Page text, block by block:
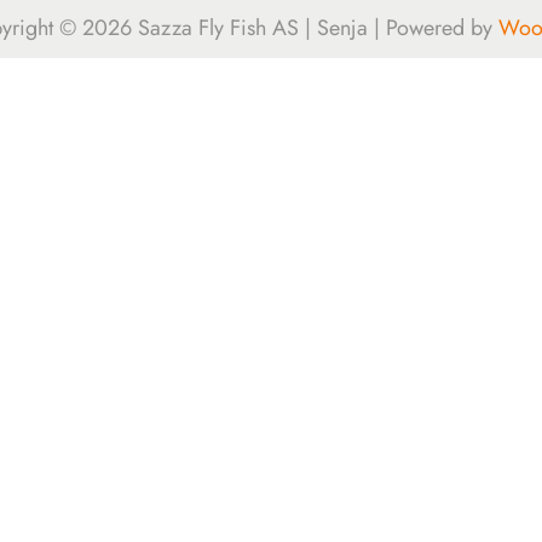
© 2026 Sazza Fly Fish AS | Senja | Powered by